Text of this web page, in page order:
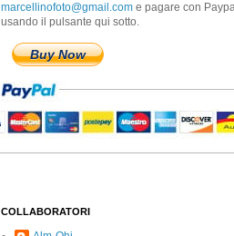
marcellinofoto@gmail.com e pagare con
usando il pulsante qui sotto.
Buy Now
COLLABORATORI